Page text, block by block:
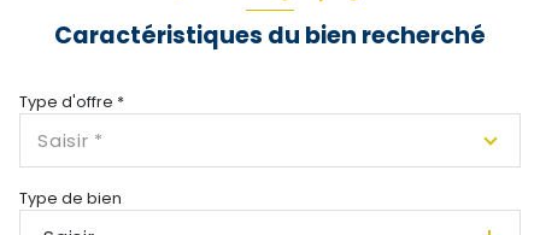
Caractéristiques du bien recherché
Type d'offre *
Saisir *
Type de bien